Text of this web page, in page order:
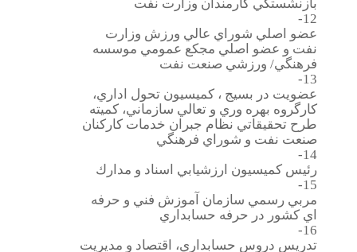
بازنشستگي كارمندان وزارت نفت
12-
عضو اصلي شوراي عالي ورزش وزارت
نفت و عضو اصلي مجكع عمومي موسسه
فرهنگي/ ورزشي صنعت نفت
13-
عضويت در بسيج ، كميسيون تحول اداري،
كارگروه بهره وري و تعالي سازماني، كميته
طرح تحقيقاتي نظام جبران خدمات كاركنان
صنعت نفت و شوراي فرهنگي
14-
رئيس كميسيون ارزشيابي اسناد و مدارك
15-
مربي رسمي سازمان آموزش فني و حرفه
اي كشور در حرفه حسابداري
16-
تدريس دروس حسابداري، اقتصاد و مديريت